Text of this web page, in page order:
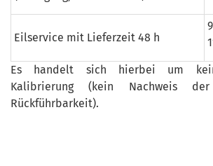
Eilservice mit Lieferzeit 48 h
Es handelt sich hierbei um
Kalibrierung (kein Nachweis der
Rückführbarkeit).